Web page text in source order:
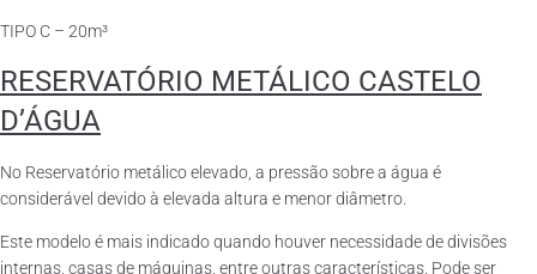
TIPO C – 20m³
RESERVATÓRIO METÁLICO CASTELO
D’ÁGUA
No Reservatório metálico elevado, a pressão sobre a água é
considerável devido à elevada altura e menor diâmetro.
Este modelo é mais indicado quando houver necessidade de divisões
internas, casas de máquinas, entre outras características. Pode ser